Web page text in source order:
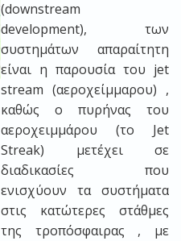
(downstream
development), των
συστημάτων απαραίτητη
είναι η παρουσία του jet
stream (αεροχείμμαρου) ,
καθώς ο πυρήνας του
αεροχειμμάρου (το Jet
Streak) μετέχει σε
διαδικασίες που
ενισχύουν τα συστήματα
στις κατώτερες στάθμες
της τροπόσφαιρας , με